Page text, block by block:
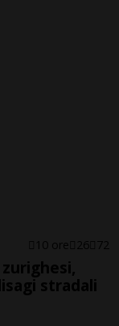
10 ore 26 72
stradali